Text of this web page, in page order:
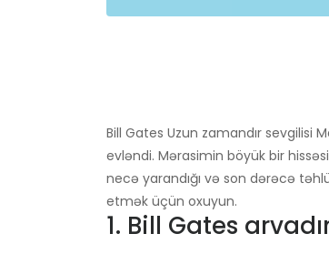
Bill Gates Uzun zamandır sevgilisi
evləndi. Mərasimin böyük bir
necə yarandığı və son dərəcə
etmək üçün oxuyun.
1. Bill Gates